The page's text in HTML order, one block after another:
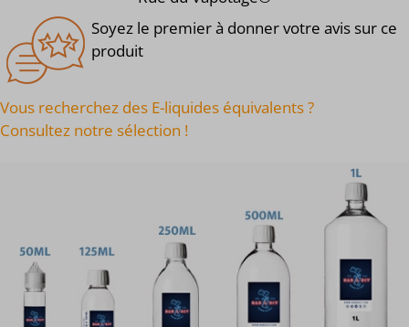
Soyez le premier à donner votre avis sur ce
produit
Vous recherchez des E-liquides équivalents ?
Consultez notre sélection !